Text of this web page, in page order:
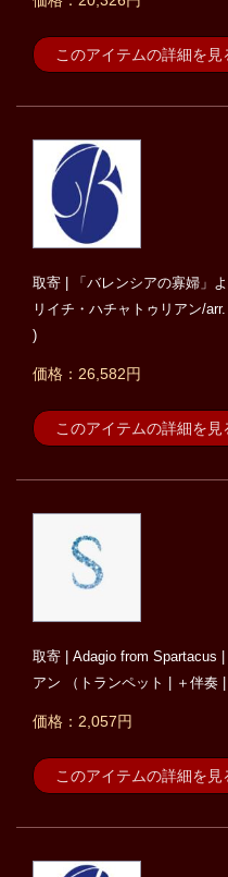
このアイテムの詳細を見
取寄 | 「バレンシアの寡婦」
リイチ・ハチャトゥリアン/
)
価格：26,582円
このアイテムの詳細を見
取寄 | Adagio from Spartacus
アン （トランペット | ＋伴奏 |
価格：2,057円
このアイテムの詳細を見